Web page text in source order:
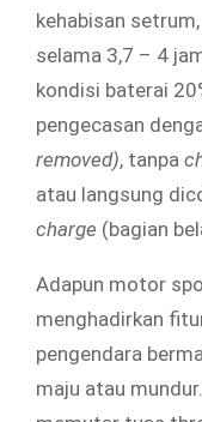
kehabisan
selama 3,7 – 4
kondisi baterai
pengecasan
removed), tanpa
atau langsung
charge (bagian
Adapun motor
menghadirkan
pengendara
maju atau